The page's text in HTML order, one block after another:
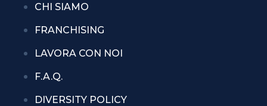
CHI SIAMO
FRANCHISING
LAVORA CON NOI
F.A.Q.
DIVERSITY POLICY